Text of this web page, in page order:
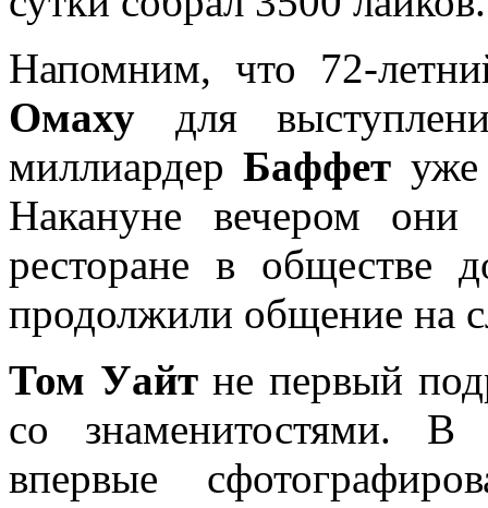
Напомним, что 72-
Омаху для
миллиардерБаффет
Накануне вечером они
ресторане в обществе
продолжили общение на
Том Уайтне первый
со знаменитостями. В
впервые